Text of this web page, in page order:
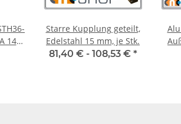
14
Starre Kupplung geteilt,
Edelstahl 15 mm, je Stk.
81,40 € - 108,53 € *